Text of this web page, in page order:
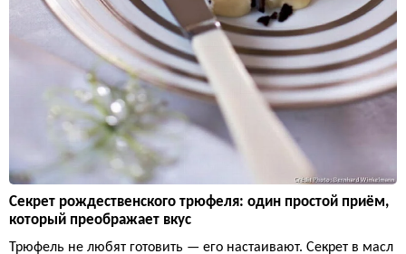
Секрет рождественского трюфеля: один простой приём,
который преображает вкус
Трюфель не любят готовить — его настаивают. Секрет в масл